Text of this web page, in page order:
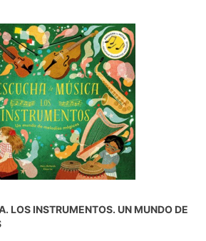
LOS INSTRUMENTOS. UN MUNDO DE